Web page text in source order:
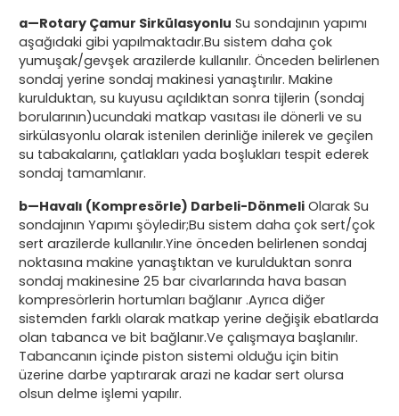
a—Rotary Çamur Sirkülasyonlu Su sondajının yapımı
aşağıdaki gibi yapılmaktadır.Bu sistem daha çok
yumuşak/gevşek arazilerde kullanılır. Önceden belirlenen
sondaj yerine sondaj makinesi yanaştırılır. Makine
kurulduktan, su kuyusu açıldıktan sonra tijlerin (sondaj
borularının)ucundaki matkap vasıtası ile dönerli ve su
sirkülasyonlu olarak istenilen derinliğe inilerek ve geçilen
su tabakalarını, çatlakları yada boşlukları tespit ederek
sondaj tamamlanır.
b—Havalı (Kompresörle) Darbeli-DönmeliOlarak Su
sondajının Yapımı şöyledir;Bu sistem daha çok sert/çok
sert arazilerde kullanılır.Yine önceden belirlenen sondaj
noktasına makine yanaştıktan ve kurulduktan sonra
sondaj makinesine 25 bar civarlarında hava basan
kompresörlerin hortumları bağlanır .Ayrıca diğer
sistemden farklı olarak matkap yerine değişik ebatlarda
olan tabanca ve bit bağlanır.Ve çalışmaya başlanılır.
Tabancanın içinde piston sistemi olduğu için bitin
üzerine darbe yaptırarak arazi ne kadar sert olursa
olsun delme işlemi yapılır.